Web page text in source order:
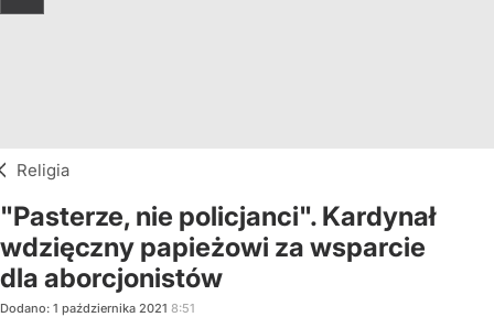
Religia
"Pasterze, nie policjanci". Kardynał
wdzięczny papieżowi za wsparcie
dla aborcjonistów
Dodano: 1 października 2021 8:51